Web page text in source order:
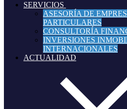
SERVICIOS
ASESORÍA DE
PARTICULARES
CONSULTORÍA
INVERSIONES
INTERNACIONALES
ACTUALIDAD